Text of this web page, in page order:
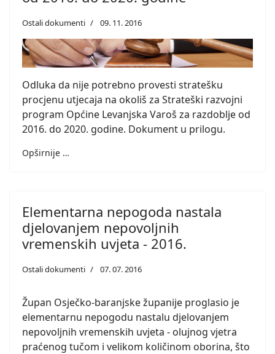
Ostali dokumenti 09. 11. 2016
Odluka da nije potrebno provesti stratešku
procjenu utjecaja na okoliš za Strateški razvojni
program Općine Levanjska Varoš za razdoblje od
2016. do 2020. godine. Dokument u prilogu.
Opširnije …
Elementarna nepogoda nastala
djelovanjem nepovoljnih
vremenskih uvjeta - 2016.
Ostali dokumenti 07. 07. 2016
Župan Osječko-baranjske županije proglasio je
elementarnu nepogodu nastalu djelovanjem
nepovoljnih vremenskih uvjeta - olujnog vjetra
praćenog tučom i velikom količinom oborina, što